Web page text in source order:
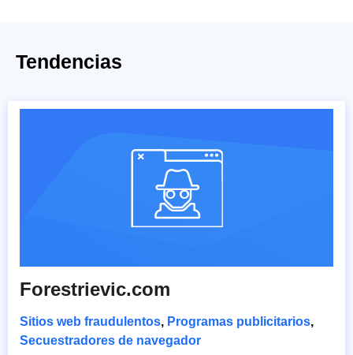
Tendencias
Forestrievic.com
Sitios web fraudulentos, Programas publicitarios,
Secuestradores de navegador